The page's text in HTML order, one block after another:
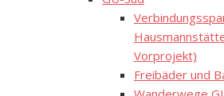
Vorprojekt)
Freibäder und